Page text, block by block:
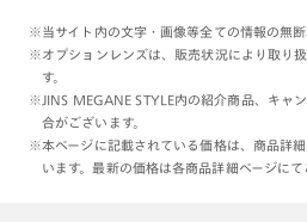
※当サイト内の文字・画像等全ての情報の無断
※オプションレンズは、販売状況により取り
す。
※JINS MEGANE STYLE内の紹介商品、キャ
合がございます。
※本ページに記載されている価格は、商品詳
います。最新の価格は各商品詳細ページにて